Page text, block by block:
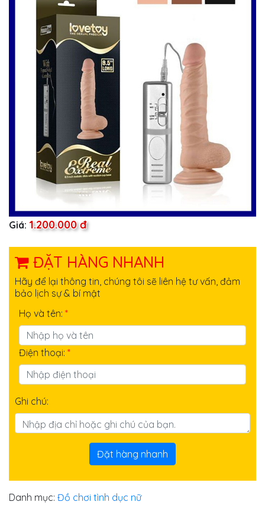
Giá: 1.200.000 đ
ĐẶT HÀNG NHANH
Hãy để lại thông tin, chúng tôi sẽ liên hệ tư vấn, đảm
bảo lịch sự & bí mật
Họ và tên: *
Điện thoại: *
Ghi chú:
Đặt hàng nhanh
Danh mục: Đồ chơi tình dục nữ